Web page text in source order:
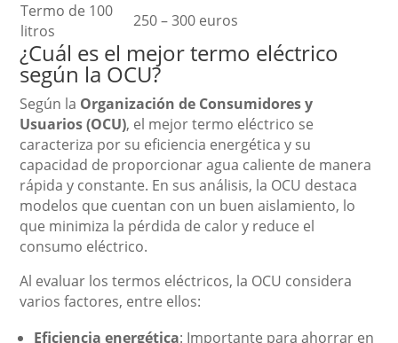
Termo de 100
litros
250 – 300 euros
¿Cuál es el mejor termo eléctrico
según la OCU?
Según la Organización de Consumidores y
Usuarios (OCU), el mejor termo eléctrico se
caracteriza por su eficiencia energética y su
capacidad de proporcionar agua caliente de manera
rápida y constante. En sus análisis, la OCU destaca
modelos que cuentan con un buen aislamiento, lo
que minimiza la pérdida de calor y reduce el
consumo eléctrico.
Al evaluar los termos eléctricos, la OCU considera
varios factores, entre ellos:
Eficiencia energética: Importante para ahorrar en